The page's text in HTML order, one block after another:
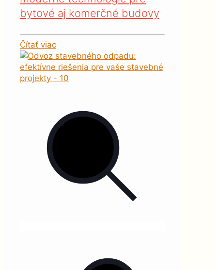
bytové aj komerčné budovy
Čítať viac